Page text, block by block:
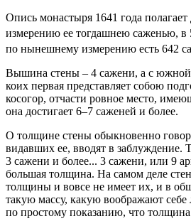
Опись монастыря 1641 года
измерению ее тогдашнею саженью, в
по нынешнему измерению есть 642
Вышина стены – 4 сажени, а с южной
коих первая представляет собою
косогор, отчасти ровное место,
она достигает 6–7 саженей и более.
О толщине стены обыкновенно
видавших ее, вводят в заблуждение.
3 сажени и более... 3 сажени, или 9
большая толщина. На самом деле
толщины и вовсе не имеет их, и в
такую массу, какую воображают
по простому показанию, что